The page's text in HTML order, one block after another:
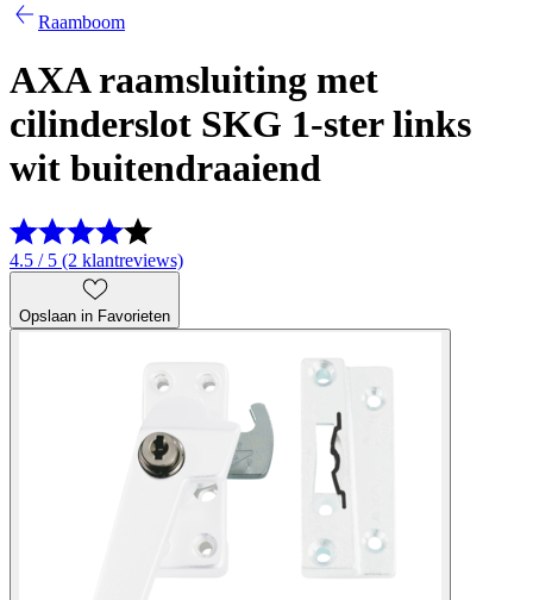
Raamboom
AXA raamsluiting met
cilinderslot SKG 1-ster links
wit buitendraaiend
4.5 / 5 (2 klantreviews)
Opslaan in Favorieten